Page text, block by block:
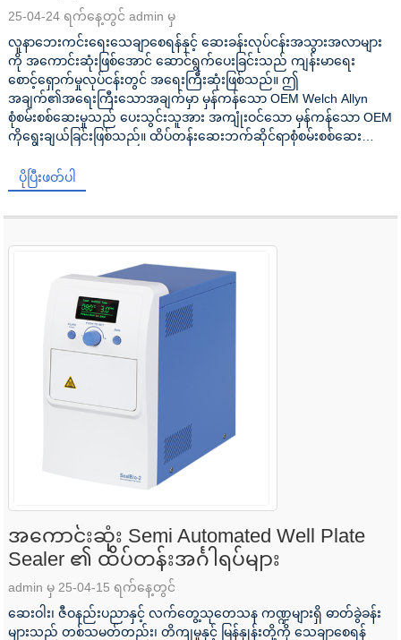
25-04-24 ရက်နေ့တွင် admin မှ
လူနာဘေးကင်းရေးသေချာစေရန်နှင့် ဆေးခန်းလုပ်ငန်းအသွားအလာများ
ကို အကောင်းဆုံးဖြစ်အောင် ဆောင်ရွက်ပေးခြင်းသည် ကျန်းမာရေး
စောင့်ရှောက်မှုလုပ်ငန်းတွင် အရေးကြီးဆုံးဖြစ်သည်။ ဤ
အချက်၏အရေးကြီးသောအချက်မှာ မှန်ကန်သော OEM Welch Allyn
စုံစမ်းစစ်ဆေးမှုသည် ပေးသွင်းသူအား အကျုံးဝင်သော မှန်ကန်သော OEM
ကိုရွေးချယ်ခြင်းဖြစ်သည်။ ထိပ်တန်းဆေးဘက်ဆိုင်ရာစုံစမ်းစစ်ဆေး
ယိမ်းယိုင်သော တစ်ကိုယ်ရေသန့်ရှင်းမှုစံနှုန်းကို အာမခံသည်...
ပိုပြီးဖတ်ပါ
အကောင်းဆုံး Semi Automated Well Plate
Sealer ၏ ထိပ်တန်းအင်္ဂါရပ်များ
admin မှ 25-04-15 ရက်နေ့တွင်
ဆေးဝါး၊ ဇီဝနည်းပညာနှင့် လက်တွေ့သုတေသန ကဏ္ဍများရှိ ဓာတ်ခွဲခန်း
များသည် တစ်သမတ်တည်း၊ တိကျမှုနှင့် မြန်နှုန်းတို့ကို သေချာစေရန်